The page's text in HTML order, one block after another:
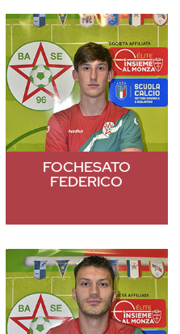
FOCHESATO
FEDERICO